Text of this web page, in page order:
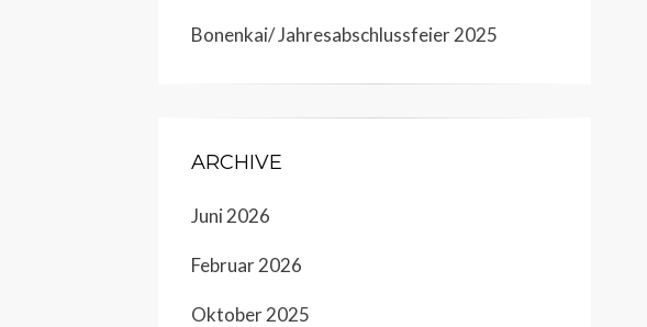
Bonenkai/ Jahresabschlussfeier 2025
ARCHIVE
Juni 2026
Februar 2026
Oktober 2025